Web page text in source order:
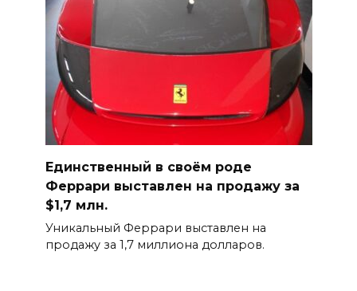
Единственный в своём роде
Феррари выставлен на продажу за
$1,7 млн.
Уникальный Феррари выставлен на
продажу за 1,7 миллиона долларов.